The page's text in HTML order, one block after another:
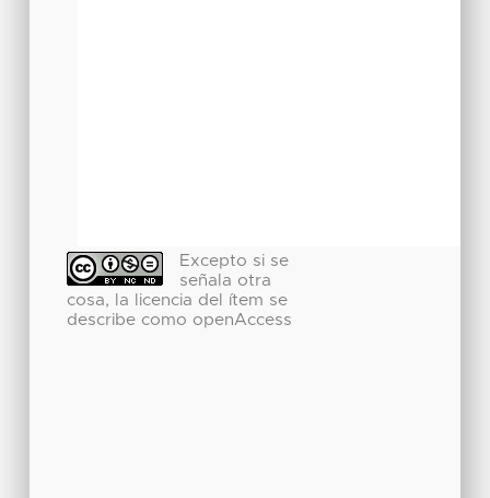
Excepto si se
señala otra
cosa, la licencia del ítem se
describe como openAccess